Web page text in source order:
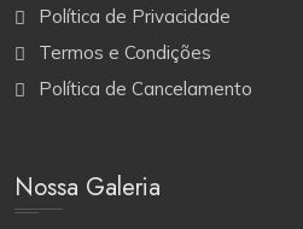
Política de Privacidade
Termos e Condições
Política de Cancelamento
Nossa Galeria